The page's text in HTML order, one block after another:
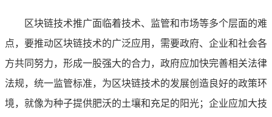
区块链技术推广面临着技术、监管和市场等多个层面的难
点，要推动区块链技术的广泛应用，需要政府、企业和社会各
方共同努力，形成一股强大的合力，政府应加快完善相关法律
法规，统一监管标准，为区块链技术的发展创造良好的政策环
境，就像为种子提供肥沃的土壤和充足的阳光；企业应加大技